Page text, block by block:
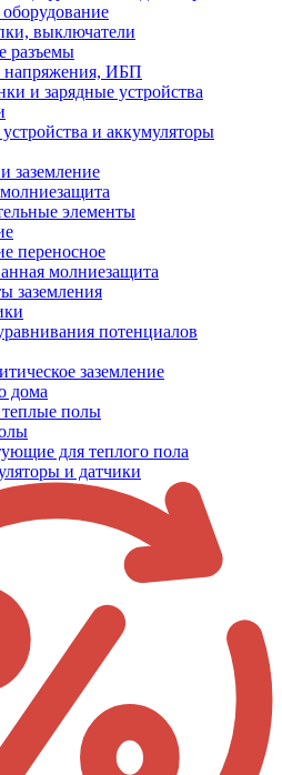
выключатели
разъемы
напряжения, ИБП
и зарядные устройства
и аккумуляторы
заземление
элементы
переносное
молниезащита
заземления
потенциалов
заземление
дома
теплые полы
для теплого пола
и датчики